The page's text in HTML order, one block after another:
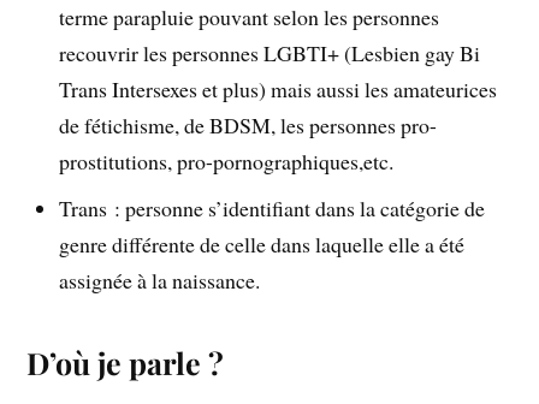
terme parapluie pouvant selon les personnes
recouvrir les personnes LGBTI+ (Lesbien gay Bi
Trans Intersexes et plus) mais aussi les amateurices
de fétichisme, de BDSM, les personnes pro-
prostitutions, pro-pornographiques,etc.
Trans : personne s’identifiant dans la catégorie de
genre différente de celle dans laquelle elle a été
assignée à la naissance.
D’où je parle ?